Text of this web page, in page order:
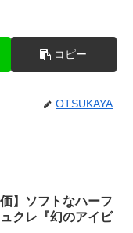
コピー
OTSUKAYA
価】ソフトなハーフ
クレ『幻のアイビ